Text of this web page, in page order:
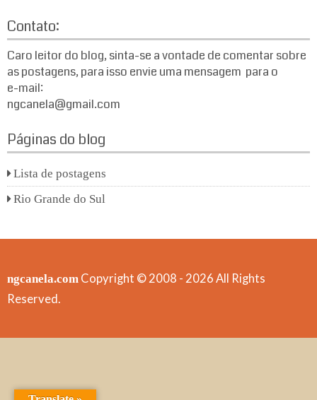
Contato:
Caro leitor do blog, sinta-se a vontade de comentar sobre
as postagens, para isso envie uma mensagem para o
e-mail:
ngcanela@gmail.com
Páginas do blog
Lista de postagens
Rio Grande do Sul
ngcanela.com Copyright © 2008 - 2026 All Rights
Reserved.